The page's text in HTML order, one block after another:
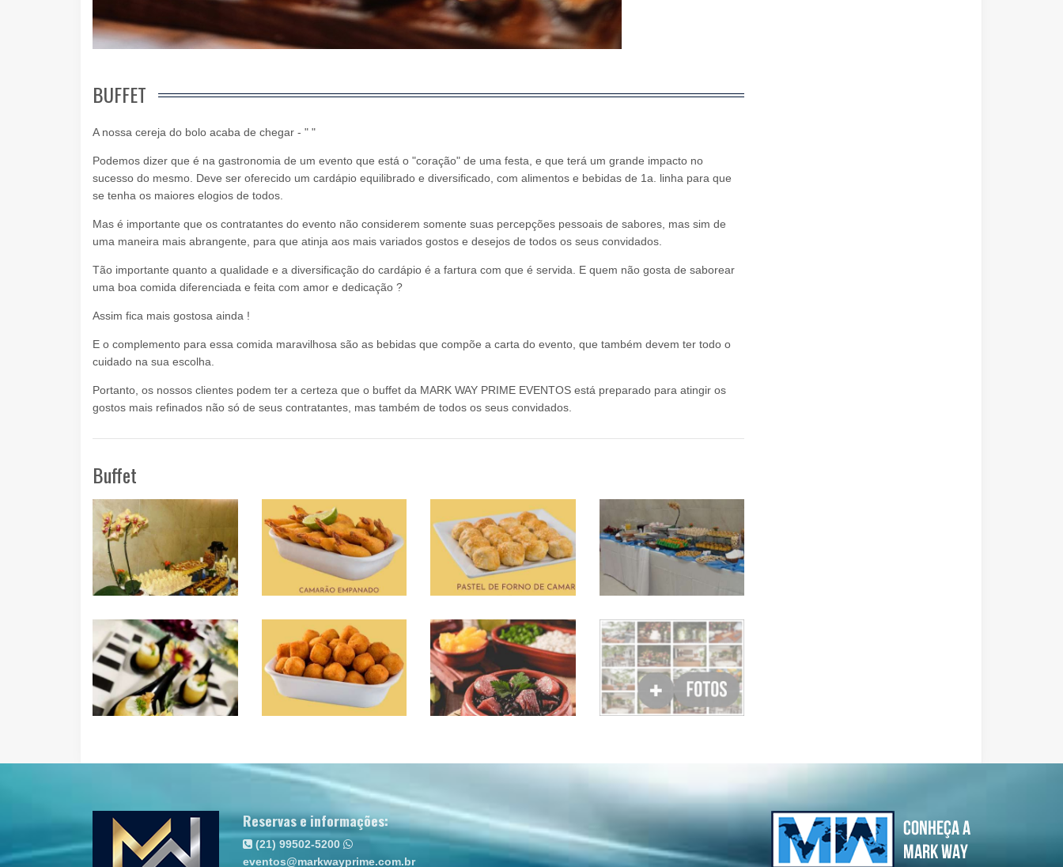
BUFFET
A nossa cereja do bolo acaba de chegar - " "
Podemos dizer que é na gastronomia de um evento que está o "coração" de uma festa, e que terá um grande impacto no
sucesso do mesmo. Deve ser oferecido um cardápio equilibrado e diversificado, com alimentos e bebidas de 1a. linha para que
se tenha os maiores elogios de todos.
Mas é importante que os contratantes do evento não considerem somente suas percepções pessoais de sabores, mas sim de
uma maneira mais abrangente, para que atinja aos mais variados gostos e desejos de todos os seus convidados.
Tão importante quanto a qualidade e a diversificação do cardápio é a fartura com que é servida. E quem não gosta de saborear
uma boa comida diferenciada e feita com amor e dedicação ?
Assim fica mais gostosa ainda !
E o complemento para essa comida maravilhosa são as bebidas que compõe a carta do evento, que também devem ter todo o
cuidado na sua escolha.
Portanto, os nossos clientes podem ter a certeza que o buffet da MARK WAY PRIME EVENTOS está preparado para atingir os
gostos mais refinados não só de seus contratantes, mas também de todos os seus convidados.
Buffet
Reservas e informações:
(21) 99502-5200
eventos@markwayprime.com.br